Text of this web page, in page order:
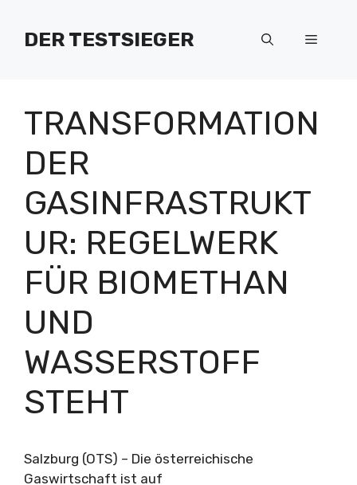
Inhalt
springenDER TESTSIEGER Menü
TRANSFORMATION
DER
GASINFRASTRUKT
UR: REGELWERK
FÜR BIOMETHAN
UND
WASSERSTOFF
STEHT
Salzburg (OTS) – Die österreichische
Gaswirtschaft ist auf